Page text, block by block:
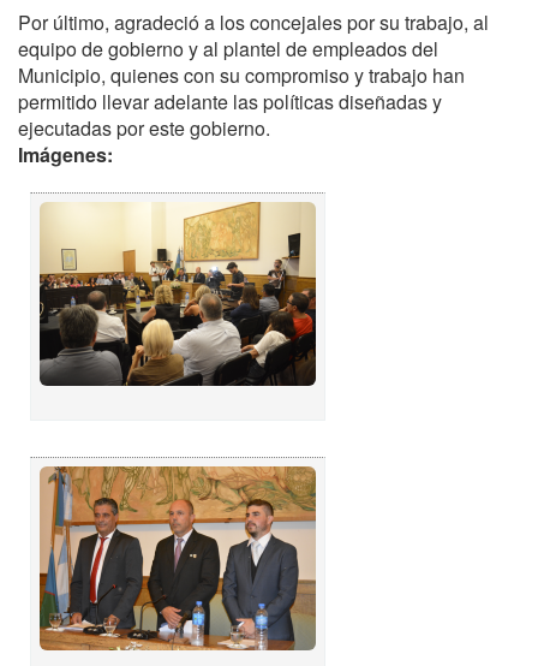
Por último, agradeció a los concejales por su trabajo, al
equipo de gobierno y al plantel de empleados del
Municipio, quienes con su compromiso y trabajo han
permitido llevar adelante las políticas diseñadas y
ejecutadas por este gobierno.
Imágenes: